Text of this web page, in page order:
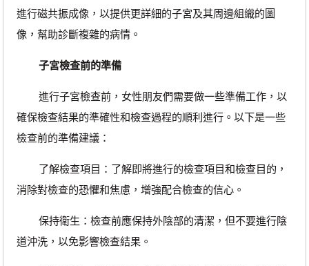
進行磁共振成像，以提供更詳細的子宮及其周邊組織的圖
像，幫助診斷複雜的病情。
子宮檢查前的準備
進行子宮檢查前，女性朋友們需要做一些準備工作，以
確保檢查結果的準確性和檢查過程的順利進行。以下是一些
檢查前的準備建議：
了解檢查項目：了解即將進行的檢查項目和檢查目的，
消除對檢查的恐懼和焦慮，增強配合檢查的信心。
保持衛生：檢查前應保持外陰部的清潔，但不要進行陰
道沖洗，以免影響檢查結果。